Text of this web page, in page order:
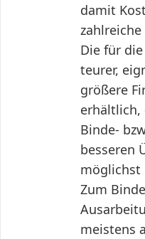
damit
Die für
teurer,
größere
erhältlich,
Binde-
besseren
möglichst
Zum
meistens